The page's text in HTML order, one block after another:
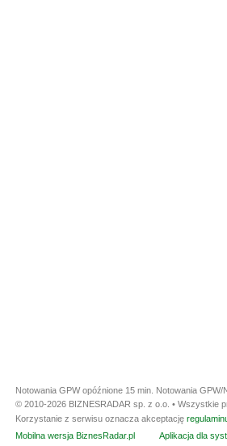
Notowania GPW opóźnione 15 min. Notowania GPW/
© 2010-2026 BIZNESRADAR sp. z o.o. • Wszystkie
Korzystanie z serwisu oznacza akceptację
Mobilna wersja BiznesRadar.pl
Aplikacja dla